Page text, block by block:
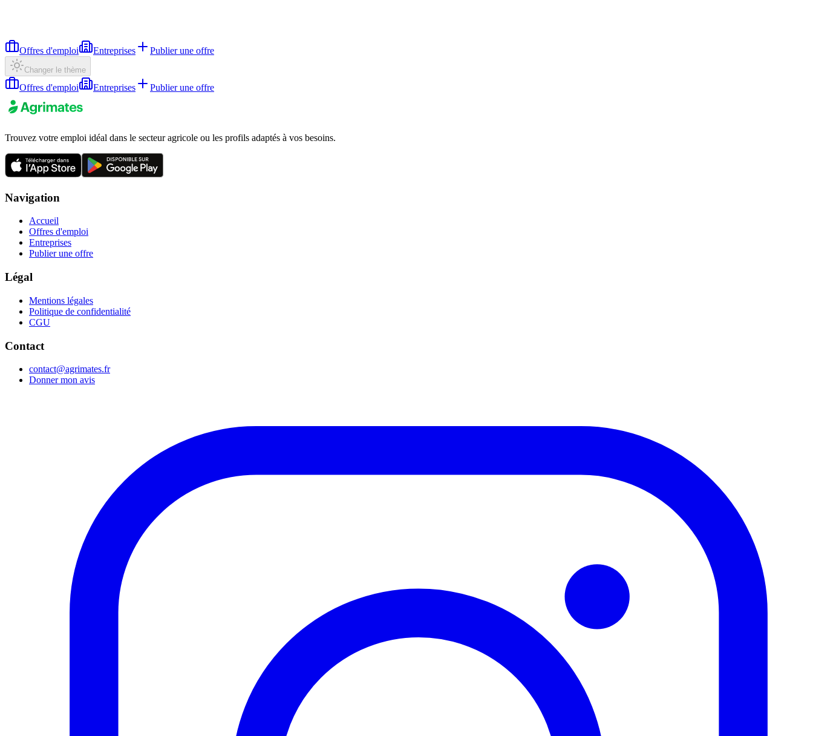
Offres d'emploi Entreprises Publier une offre
Changer le thème
Offres d'emploi Entreprises Publier une offre
Trouvez votre emploi idéal dans le secteur agricole ou les profils adaptés à vos besoins.
Navigation
Accueil
Offres d'emploi
Entreprises
Publier une offre
Légal
Mentions légales
Politique de confidentialité
CGU
Contact
contact@agrimates.fr
Donner mon avis